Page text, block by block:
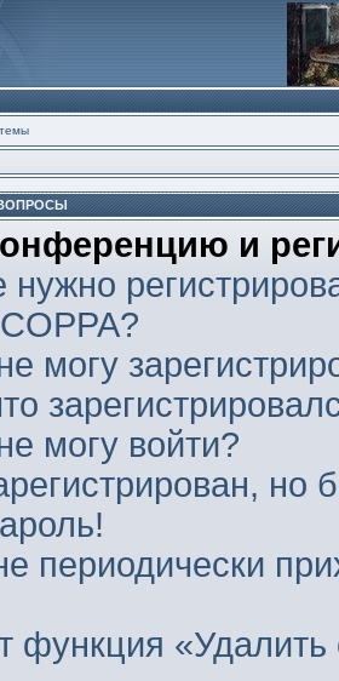
и
могу
могу войти?
но
периодически
функция